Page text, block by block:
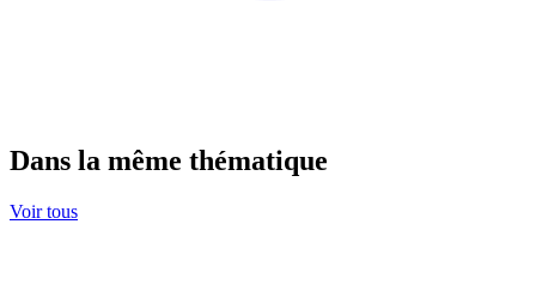
Dans la même thématique
Voir tous